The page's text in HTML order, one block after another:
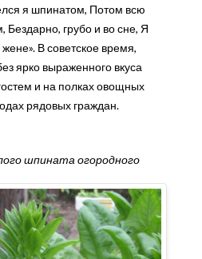
я шпинатом, Потом всю
Бездарно, грубо и во сне, Я
В советское время,
ярко выраженного вкуса
и на полках овощных
рядовых граждан.
шпината огородного